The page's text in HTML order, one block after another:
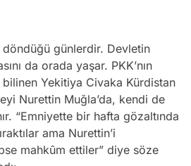
döndüğü günlerdir. Devletin
da orada yaşar. PKK’nın
Yekitiya Civaka Kürdistan
Nurettin Muğla’da, kendi de
“Emniyette bir hafta gözaltında
ama Nurettin’i
mahkûm ettiler” diye söze